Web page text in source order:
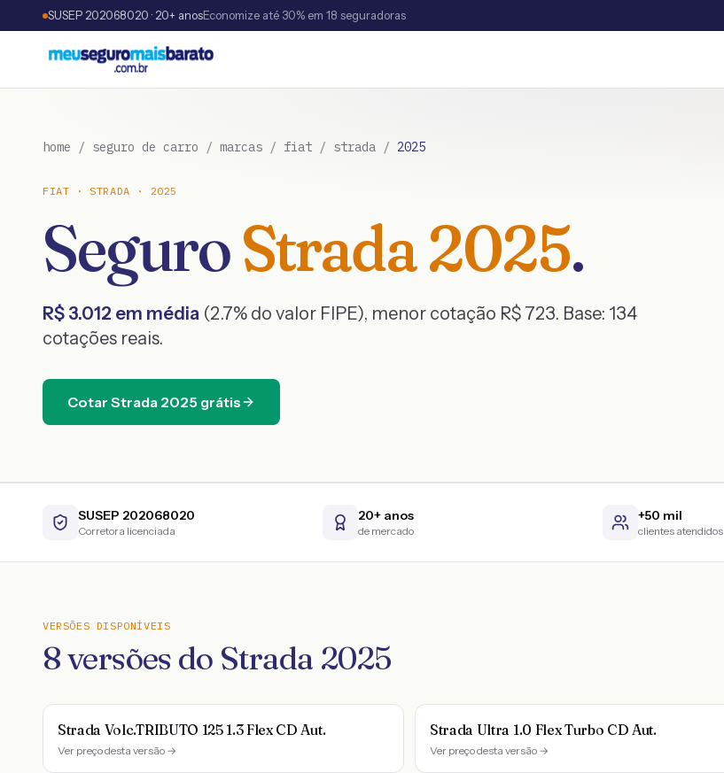
SUSEP 202068020 · 20+ anosEconomize até 30% em 18 seguradoras
home / seguro de carro / marcas / fiat / strada / 2025
FIAT ·STRADA · 2025
SeguroStrada2025.
R$ 3.012 em média (2.7% do valor FIPE), menor cotação R$ 723. Base: 134
cotações reais.
Cotar Strada 2025 grátis
SUSEP 202068020
Corretora licenciada
20+ anos
de mercado
+50 mil
clientes atendidos
VERSÕES DISPONÍVEIS
8versões do Strada 2025
Strada Volc.TRIBUTO 125 1.3 Flex CD Aut.
Ver preço desta versão →
Strada Ultra 1.0 Flex Turbo CD Aut.
Ver preço desta versão →